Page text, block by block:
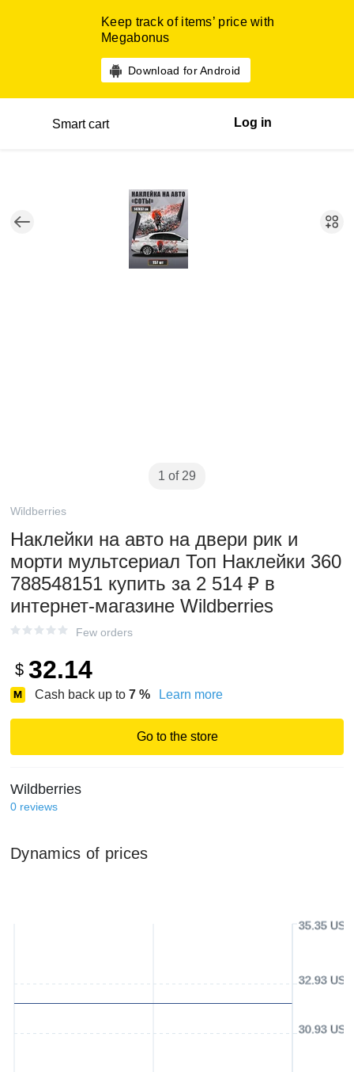
Keep track of items’ price with
Megabonus
Download for Android
Smart cart Log in
1 of 29
Wildberries
Наклейки на авто на двери рик и
морти мультсериал Топ Наклейки 360
788548151 купить за 2 514 ₽ в
интернет‑магазине Wildberries
Few orders
$ 32.14
Cash back up to 7 % Learn more
Go to the store
Wildberries
0 reviews
Dynamics of prices
30.93 USD
32.93 USD
35.35 USD